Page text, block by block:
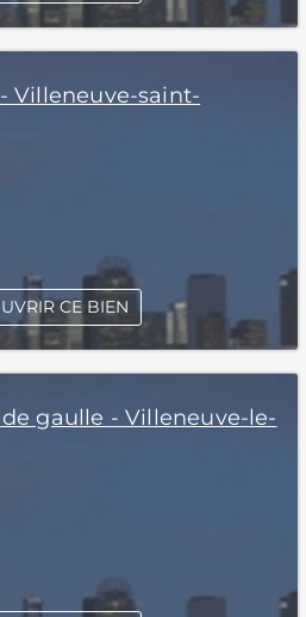
Villeneuve-saint-
CE BIEN
gaulle - Villeneuve-le-